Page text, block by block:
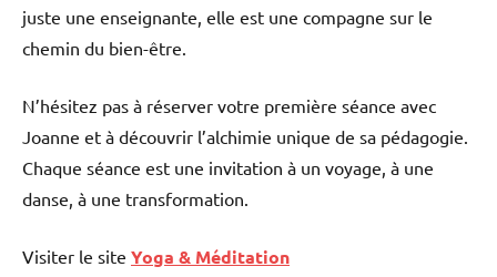
juste une enseignante, elle est une compagne sur le
chemin du bien-être.
N’hésitez pas à réserver votre première séance avec
Joanne et à découvrir l’alchimie unique de sa pédagogie.
Chaque séance est une invitation à un voyage, à une
danse, à une transformation.
Visiter le site Yoga & Méditation